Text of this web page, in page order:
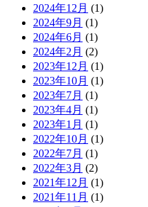
2024年12月 (1)
2024年9月 (1)
2024年6月 (1)
2024年2月 (2)
2023年12月 (1)
2023年10月 (1)
2023年7月 (1)
2023年4月 (1)
2023年1月 (1)
2022年10月 (1)
2022年7月 (1)
2022年3月 (2)
2021年12月 (1)
2021年11月 (1)